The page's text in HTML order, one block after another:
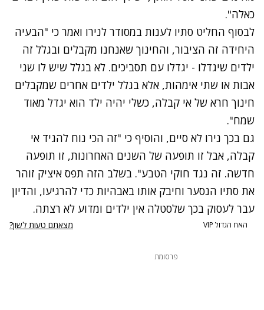
כאלה".
לבסוף החליט סתיו לענות במסודר לנירו ואמר כי "הבעיה
היחידה זה הציבור, והחינוך שאנחנו מקבלים ובגלל זה
ילדים שיגדלו - יגדלו עם תסביכים. לא בגלל שיש לו שני
אבות או שתי אימהות, אלא בגלל ילדים אחרים שמקבלים
חינוך חרא של אי קבלה, כשלי יהיה ילד הוא יגדל מאוד
שמח".
גם בכך נירו לא סיים, והוסיף כי "זה הכי נוח להגיד אי
קבלה, אבל זו תופעה של השנים האחרונות, זו תופעה
חדשה. זה נגד חוקי הטבע". בשלב הזה תפס איציק זוהר
את סתיו הנסער וחיבק אותו באבהיות כדי להרגיעו, והדיון
עבר לעסוק בכך שלסטלה אין ילדים ומדוע לא רצתה.
האח הגדול VIP מצאתם טעות לשון?
פרסומת